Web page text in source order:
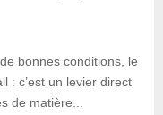
bonnes conditions, le
: c’est un levier direct
de matière...